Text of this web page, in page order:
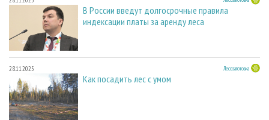
В России введут долгосрочные правила
индексации платы за аренду леса
28.11.2025 Лесозаготовка
Как посадить лес с умом